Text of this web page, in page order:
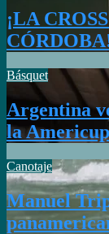
¡LA
Básquet
Argentina
la Americup
Canotaje
Manuel